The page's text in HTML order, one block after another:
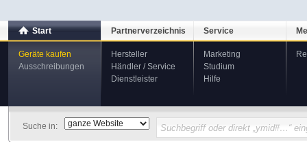
Start
Geräte kaufen
Ausschreibungen
Partnerverzeichnis
Hersteller
Händler / Service
Dienstleister
Service
Marketing
Studium
Hilfe
Suche in: